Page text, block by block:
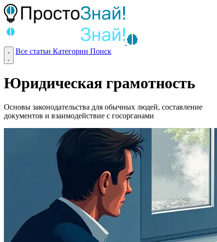
Все статьи Категории Поиск
Юридическая грамотность
Основы законодательства для обычных людей, составление
документов и взаимодействие с госорганами